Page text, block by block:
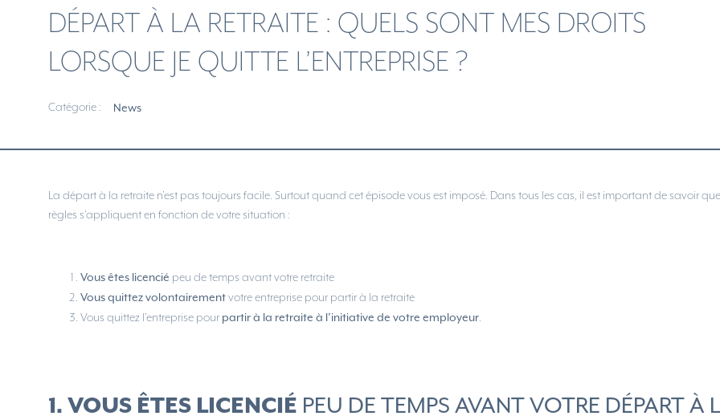
DÉPART À LA RETRAITE : QUELS SONT MES DROITS
LORSQUE JE QUITTE L’ENTREPRISE ?
Catégorie : News
La départ à la retraite n’est pas toujours facile. Surtout quand cet épisode vous est imposé. Dans tous les cas, il est important de savoir
règles s’appliquent en fonction de votre situation :
Vous êtes licencié peu de temps avant votre retraite
Vous quittez volontairementvotre entreprise pour partir à la retraite
Vous quittez l’entreprise pour partir à la retraite à l’initiative de votre employeur.
1. VOUS ÊTES LICENCIÉ PEU DE TEMPS AVANT VOTRE DÉPART À